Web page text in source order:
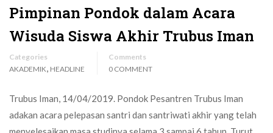
Pimpinan Pondok dalam Acara
Wisuda Siswa Akhir Trubus Iman
Categories
AKADEMIK, HEADLINE
Comments
0 COMMENT
Trubus Iman, 14/04/2019. Pondok Pesantren Trubus Iman
adakan acara pelepasan santri dan santriwati akhir yang telah